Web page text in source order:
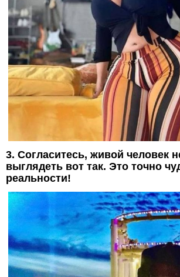
3. Согласитесь, живой человек
выглядеть вот так. Это точно
реальности!